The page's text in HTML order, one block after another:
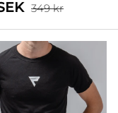
Standardpris
349 kr